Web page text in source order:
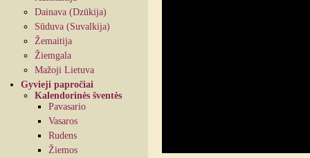
Dainava (Dzūkija)
Sūduva (Suvalkija)
Žemaitija
Žiemgala
Mažoji Lietuva
Gyvieji papročiai
Kalendorinės šventės
Pavasario
Vasaros
Rudens
Žiemos